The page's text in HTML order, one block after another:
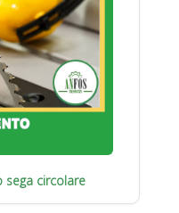
circolare